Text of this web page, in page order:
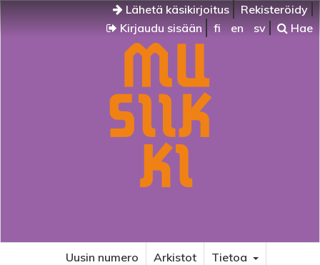
Lähetä käsikirjoitus
Rekisteröidy
Kirjaudu sisään
fi en sv Hae
Uusin numero Arkistot
Tietoa